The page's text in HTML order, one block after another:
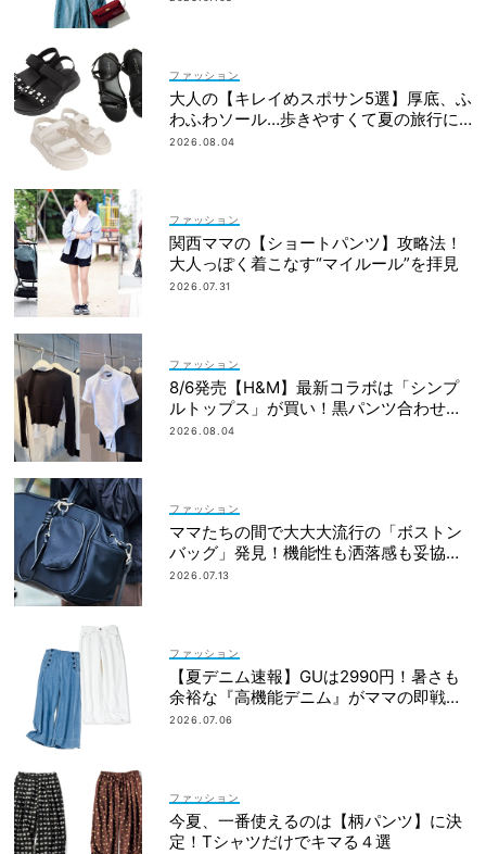
ファッション
大人の【キレイめスポサン5選】厚底、ふ
わふわソール…歩きやすくて夏の旅行に
も！
2026.08.04
ファッション
関西ママの【ショートパンツ】攻略法！
大人っぽく着こなす“マイルール”を拝見
2026.07.31
ファッション
8/6発売【H&M】最新コラボは「シンプ
ルトップス」が買い！黒パンツ合わせも
即サマ見え
2026.08.04
ファッション
ママたちの間で大大大流行の「ボストン
バッグ」発見！機能性も洒落感も妥協し
ない
2026.07.13
ファッション
【夏デニム速報】GUは2990円！暑さも
余裕な『高機能デニム』がママの即戦力
に◎
2026.07.06
ファッション
今夏、一番使えるのは【柄パンツ】に決
定！Tシャツだけでキマる４選